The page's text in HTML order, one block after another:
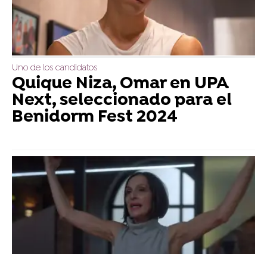
Uno de los candidatos
Quique Niza, Omar en UPA
Next, seleccionado para el
Benidorm Fest 2024